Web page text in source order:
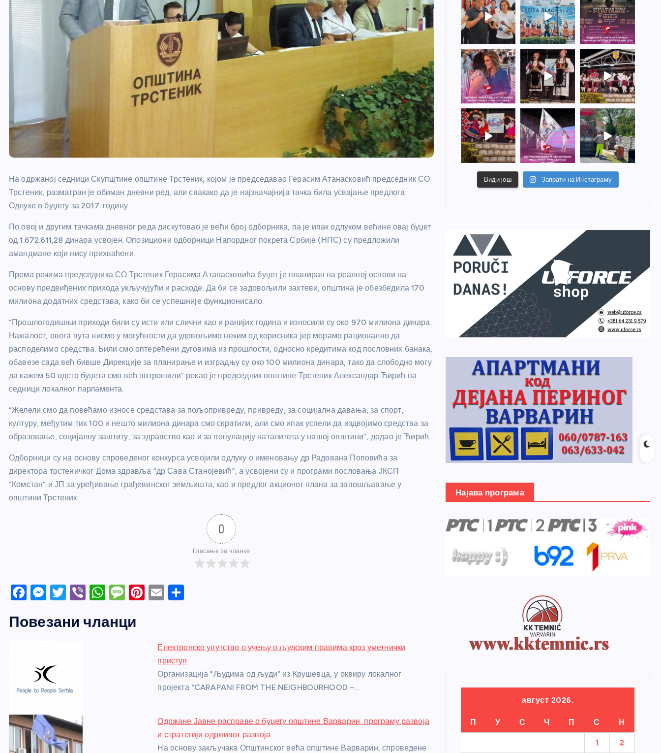
На одржаној седници Скупштине општине Трстеник, којом је председавао Герасим Атанасковић председник СО
Трстеник, разматран је обиман дневни ред, али свакако да је најзначајнија тачка била усвајање предлога
Одлуке о буџету за 2017. годину.
По овој и другим тачкама дневног реда дискутовао је већи број одборника, па је ипак одлуком већине овај буџет
од 1.672.611,28 динара усвојен. Опозициони одборници Напордног покрета Србије (НПС) су предложили
амандмане који нису прихваћени.
Према речима председника СО Трстеник Герасима Атанасковића буџет је планиран на реалној основи на
основу предвиђених прихода укључујући и расходе. Да би се задовољили захтеви, општина је обезбедила 170
милиона додатних средстава, како би се успешније функционисало.
“Прошлогодишњи приходи били су исти или слични као и ранијих година и износили су око 970 милиона динара.
Нажалост, овога пута нисмо у могућности да удовољимо неким од корисника јер морамо рационално да
расподелимо средства. Били смо оптерећени дуговима из прошлости, односно кредитима код пословних банака,
обавезе сада већ бивше Дирекције за планирање и изградњу су око 100 милиона динара, тако да слободно могу
да кажем 50 одсто буџета смо већ потрошили” рекао је председник општине Трстеник Александар Ћирић на
седници локалног парламента.
“Желели смо да повећамо износе средстава за пољопривреду, привреду, за социјална давања, за спорт,
културу, међутим тих 100 и нешто милиона динара смо скратили, али смо ипак успели да издвојимо средства за
образовање, социјалну заштиту, за здравство као и за популацију наталитета у нашој општини”, додао је Ћирић.
Одборници су на основу спроведеног конкурса усвојили одлуку о именовању др Радована Поповића за
директора трстеничког Дома здравља “др Сава Станојевић”, а усвојени су и програми пословања ЈКСП
“Комстан” и ЈП за уређивање грађевинског земљишта, као и предлог акционог плана за запошљавање у
општини Трстеник.
0
Гласање за чланке
F
c
o
o
M
ss
g
er
T
itt
Vi
er
W
at
M
ss
Pi
st
E
Повезани чланци
Електронско упутство о учењу о људским правима кроз уметнички
приступ
Организација "Људима од људи" из Крушевца, у оквиру локалног
пројекта "CARAPANI FROM THE NEIGHBOURHOOD –…
Одржане Јавне расправе о буџету општине Варварин, програму развоја
и стратегији одрживог развоја
На основу закључака Општинског већа општине Варварин, спроведене
Види још Запрати на Инстаграму
Најава програма
август 2026.
П У С Ч П С Н
1 2